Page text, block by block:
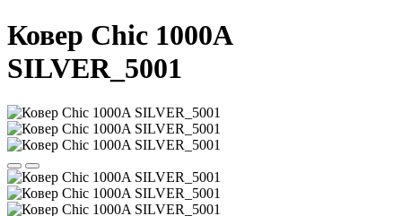
Ковер Chic 1000A
SILVER_5001